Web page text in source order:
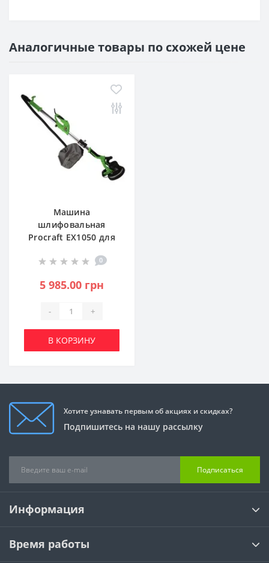
Аналогичные товары по схожей цене
Машина
шлифовальная
Procraft EX1050 для
010502)
0
5 985.00 грн
- +
В КОРЗИНУ
Хотите узнавать первым об акциях и скидках?
Подпишитесь на нашу рассылку
Подписаться
Информация
Время работы